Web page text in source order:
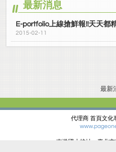
最新消息
E-portfolio上線搶鮮報!!天天都
2015-02-11
最新
代理商 首頁文化
南港國小校址：臺北